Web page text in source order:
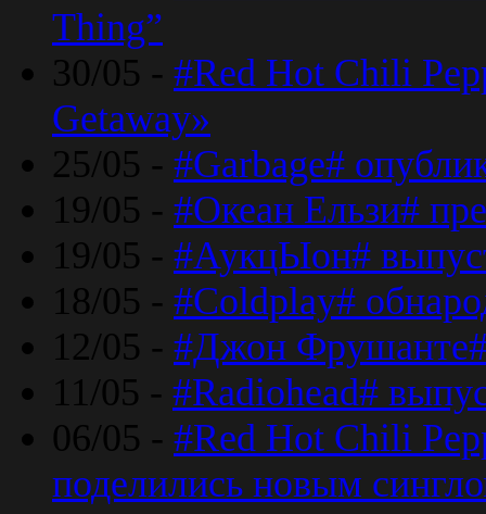
Thing”
30/05 - #Red Hot Chili
Getaway»
25/05 - #Garbage#
19/05 - #Океан Ельзи#
19/05 - #АукцЫон#
18/05 - #Coldplay#
12/05 - #Джон
11/05 - #Radiohead#
06/05 - #Red Hot Chili
поделились новым